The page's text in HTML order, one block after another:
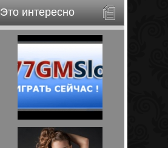
Это интересно